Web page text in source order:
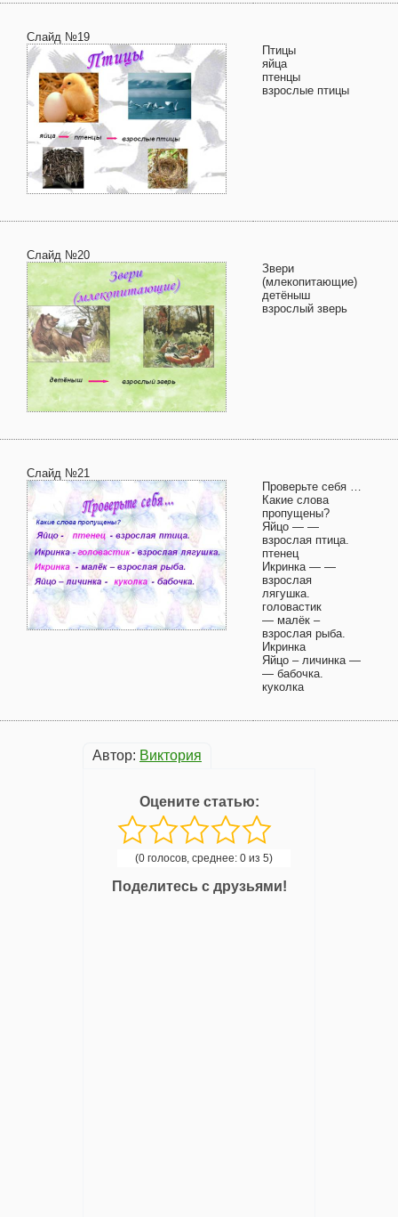
Слайд №19
Птицы
яйца
птенцы
взрослые птицы
Слайд №20
Звери
(млекопитающие)
детёныш
взрослый зверь
Слайд №21
Проверьте себя …
Какие слова
пропущены?
Яйцо — —
взрослая птица.
птенец
Икринка — —
взрослая
лягушка.
головастик
— малёк –
взрослая рыба.
Икринка
Яйцо – личинка —
— бабочка.
куколка
Автор: Виктория
Оцените статью:
(0 голосов, среднее: 0 из 5)
Поделитесь с друзьями!